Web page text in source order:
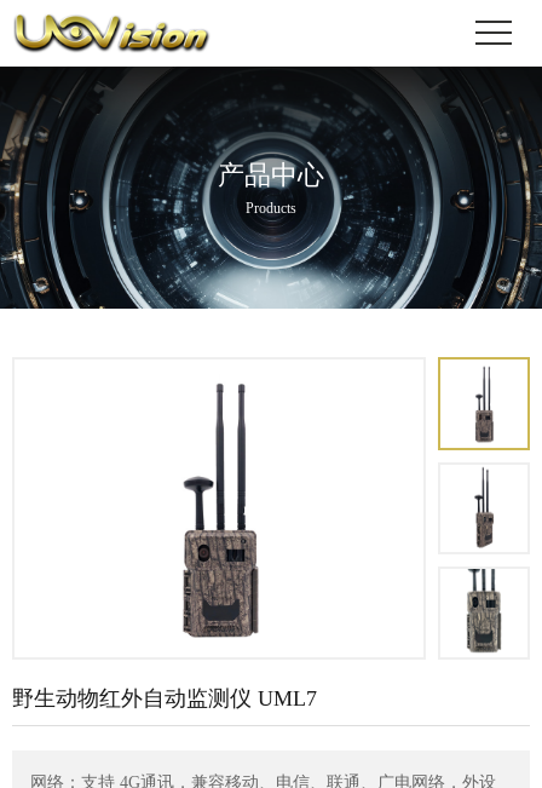
产品中心
Products
野生动物红外自动监测仪 UML7
网络：支持 4G通讯，兼容移动、电信、联通、广电网络，外设